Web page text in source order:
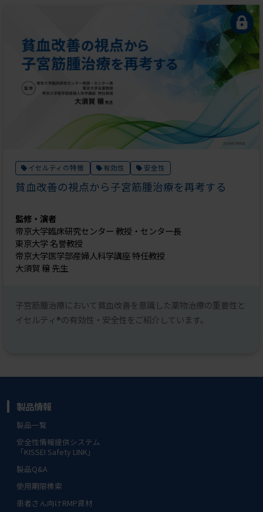
イセルティの特徴 有効性 安全性
貧血改善の視点から子宮筋腫治療を再考する
監修・演者
帝京大学臨床研究センター 教授・センター長
東京大学 名誉教授
帝京大学医学部産婦人科学講座 特任教授
大須賀 穣 先生
子宮筋腫治療において貧血改善を意識した薬物治療の重要性と
イセルティ®の有効性・安全性をご紹介しています。
製品情報
製品一覧
安全性情報提供システム
「KISSEI Safety LINK」
製品Q&A
使用期限検索
患者さん向けRMP資材